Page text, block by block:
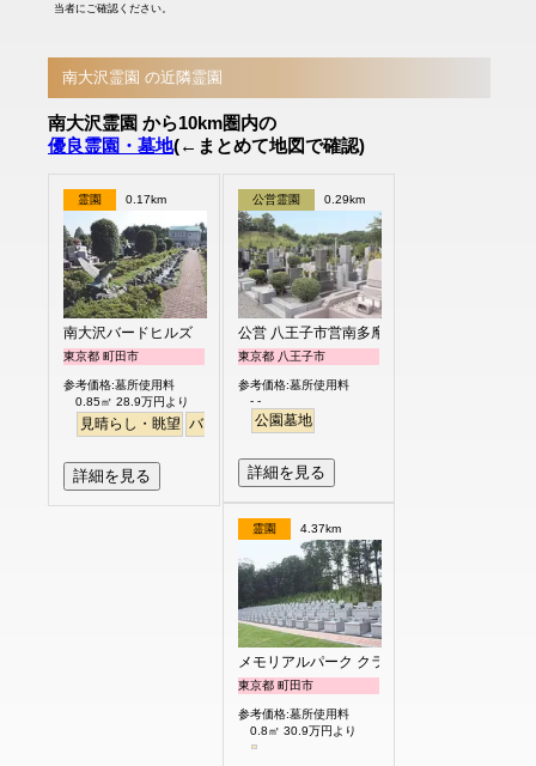
当者にご確認ください。
南大沢霊園 の近隣霊園
南大沢霊園 から10km圏内の
優良霊園・墓地(←まとめて地図で確認)
霊園 0.17km
南大沢バードヒルズ
東京都 町田市
参考価格:墓所使用料
0.85㎡ 28.9万円より
見晴らし・眺望 バリアフリー テラス
詳細を見る
公営霊園 0.29km
公営 八王子市営南多摩都市霊園
東京都 八王子市
参考価格:墓所使用料
- -
公園墓地
詳細を見る
霊園 4.37km
メモリアルパーク クラウド御殿山
東京都 町田市
参考価格:墓所使用料
0.8㎡ 30.9万円より